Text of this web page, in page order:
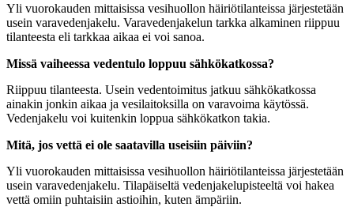
Yli vuorokauden mittaisissa vesihuollon häiriötilanteissa järjestetään
usein varavedenjakelu. Varavedenjakelun tarkka alkaminen riippuu
tilanteesta eli tarkkaa aikaa ei voi sanoa.
Missä vaiheessa vedentulo loppuu sähkökatkossa?
Riippuu tilanteesta. Usein vedentoimitus jatkuu sähkökatkossa
ainakin jonkin aikaa ja vesilaitoksilla on varavoima käytössä.
Vedenjakelu voi kuitenkin loppua sähkökatkon takia.
Mitä, jos vettä ei ole saatavilla useisiin päiviin?
Yli vuorokauden mittaisissa vesihuollon häiriötilanteissa järjestetään
usein varavedenjakelu. Tilapäiseltä vedenjakelupisteeltä voi hakea
vettä omiin puhtaisiin astioihin, kuten ämpäriin.